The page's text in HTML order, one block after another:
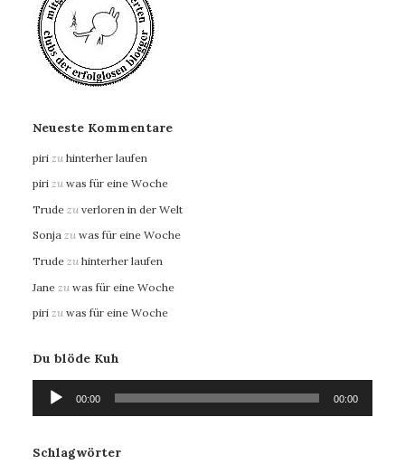
Neueste Kommentare
piri zu hinterher laufen
piri zu was für eine Woche
Trude zu verloren in der Welt
Sonja zu was für eine Woche
Trude zu hinterher laufen
Jane zu was für eine Woche
piri zu was für eine Woche
Du blöde Kuh
Audio-
Player
00:00 00:00
Schlagwörter